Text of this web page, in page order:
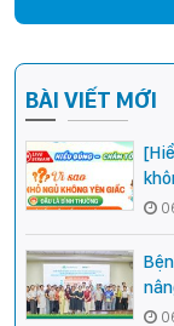
BÀI VIẾT MỚI